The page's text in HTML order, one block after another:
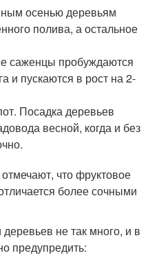
осенью деревьям
полива, а остальное
саженцы пробуждаются
и пускаются в рост на 2-
Посадка деревьев
весной, когда и без
что фруктовое
более сочными
не так много, и в
предупредить: